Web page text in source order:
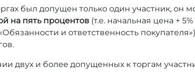
был допущен только один участник, он
на пять процентов (т.е. начальная цена +
и ответственность
двух и более допущенных к торгам